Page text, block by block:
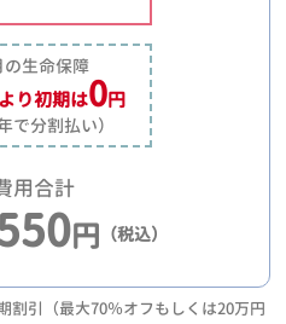
の生命保障
り初期は0円
で分割払い）
用合計
円 （税込）
引（最大70％オフもしくは20万円